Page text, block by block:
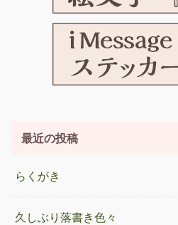
最近の投稿
らくがき
久しぶり落書き色々